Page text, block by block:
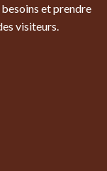
et prendre
visiteurs.